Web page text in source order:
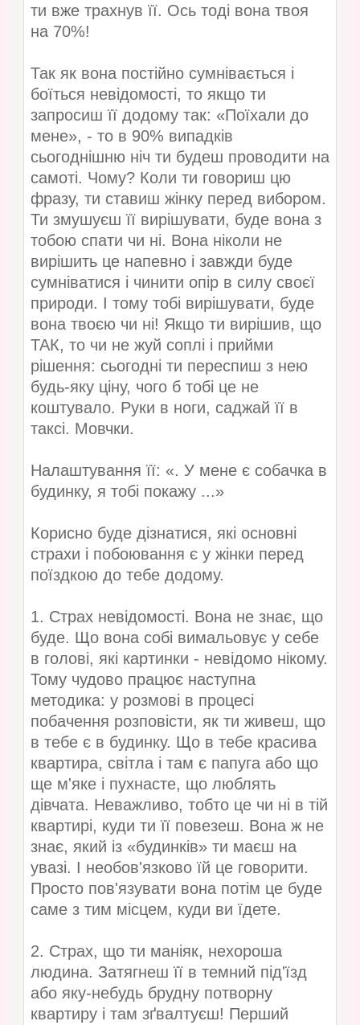
ти вже трахнув її. Ось тоді вона твоя
на 70%!
Так як вона постійно сумнівається і
боїться невідомості, то якщо ти
запросиш її додому так: «Поїхали до
мене», - то в 90% випадків
сьогоднішню ніч ти будеш проводити на
самоті. Чому? Коли ти говориш цю
фразу, ти ставиш жінку перед вибором.
Ти змушуєш її вирішувати, буде вона з
тобою спати чи ні. Вона ніколи не
вирішить це напевно і завжди буде
сумніватися і чинити опір в силу своєї
природи. І тому тобі вирішувати, буде
вона твоєю чи ні! Якщо ти вирішив, що
ТАК, то чи не жуй соплі і прийми
рішення: сьогодні ти переспиш з нею
будь-яку ціну, чого б тобі це не
коштувало. Руки в ноги, саджай її в
таксі. Мовчки.
Налаштування її: «. У мене є собачка в
будинку, я тобі покажу ...»
Корисно буде дізнатися, які основні
страхи і побоювання є у жінки перед
поїздкою до тебе додому.
1. Страх невідомості. Вона не знає, що
буде. Що вона собі вимальовує у себе
в голові, які картинки - невідомо нікому.
Тому чудово працює наступна
методика: у розмові в процесі
побачення розповісти, як ти живеш, що
в тебе є в будинку. Що в тебе красива
квартира, світла і там є папуга або що
ще м'яке і пухнасте, що люблять
дівчата. Неважливо, тобто це чи ні в тій
квартирі, куди ти її повезеш. Вона ж не
знає, який із «будинків» ти маєш на
увазі. І необов'язково їй це говорити.
Просто пов'язувати вона потім це буде
саме з тим місцем, куди ви їдете.
2. Страх, що ти маніяк, нехороша
людина. Затягнеш її в темний під'їзд
або яку-небудь брудну потворну
квартиру і там зґвалтуєш! Перший